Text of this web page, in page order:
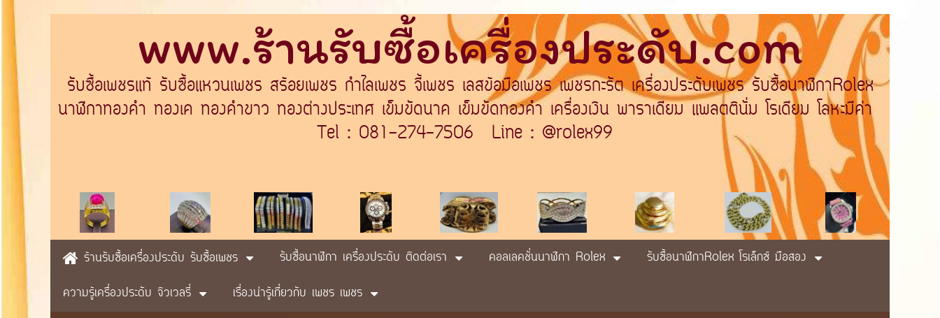
www.ร้านรับซื้อเครื่องประดับ.com
รับซื้อเพชรแท้ รับซื้อแหวนเพชร สร้อยเพชร กำไลเพชร จี้เพชร เลสข้อมือเพชร เพชรกะรัต เครื่องประดับเพชร รับซื้อนาฬิกาRolex
นาฬิกาทองคำ ทองเค ทองคำขาว ทองต่างประเทศ เข็มขัดนาค เข็มขัดทองคำ เครื่องเงิน พาราเดียม แพลตตินั่ม โรเดียม โลหะมีค่า
Tel : 081-274-7506 Line : @rolex99
ร้านรับซื้อเครื่องประดับ รับซื้อเพชร รับซื้อนาฬิกา เครื่องประดับ ติดต่อเรา คอลเลคชั่นนาฬิกา Rolex
รับซื้อนาฬิกาRolex โรเล็กซ์ มือสอง
ความรู้เครื่องประดับ จิวเวลรี่
เรื่องน่ารู้เกี่ยวกับ เพชร เพชร